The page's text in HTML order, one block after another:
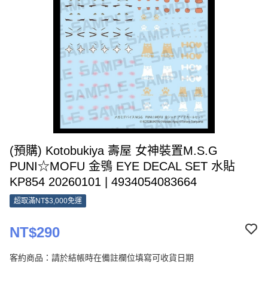
(預購) Kotobukiya 壽屋 女神裝置M.S.G
PUNI☆MOFU 金鴞 EYE DECAL SET 水貼
KP854 20260101 | 4934054083664
超取滿NT$3,000免運
NT$290
客約商品：請於結帳時在備註欄位填寫可收貨日期